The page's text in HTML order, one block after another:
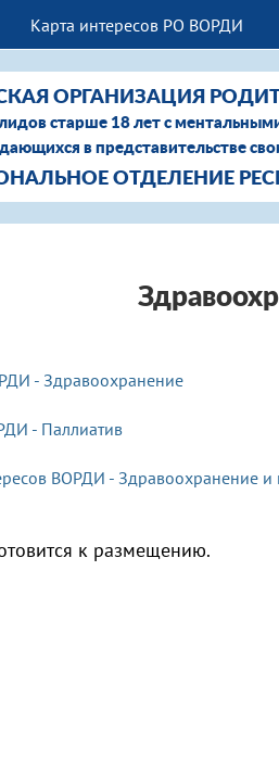
Карта интересов РО ВОРДИ
ОРГАНИЗАЦИЯ
старше 18 лет с
в представительстве
ОТДЕЛЕНИЕ
- Здравоохранение
- Паллиатив
ВОРДИ -Здравоохранение и
к размещению.